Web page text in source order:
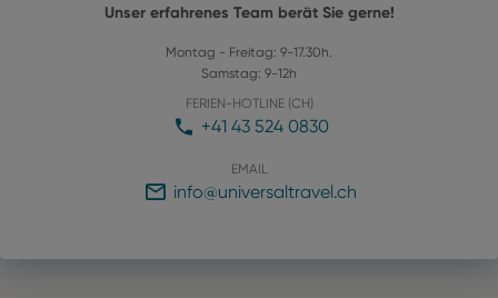
Unser erfahrenes Team berät Sie gerne!
Montag - Freitag: 9-17.30h.
Samstag: 9-12h
FERIEN-HOTLINE (CH)
+41 43 524 0830
EMAIL
info@universaltravel.ch